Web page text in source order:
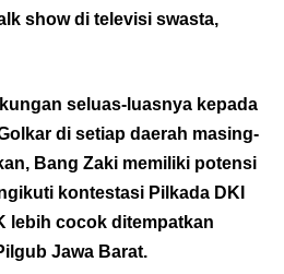
show di televisi swasta,
seluas-luasnya kepada
di setiap daerah masing-
Bang Zaki memiliki potensi
kontestasi Pilkada DKI
lebih cocok ditempatkan
Jawa Barat.